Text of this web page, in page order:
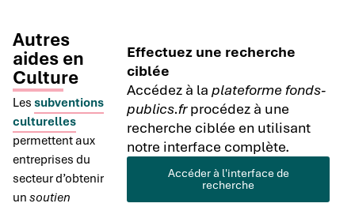
Autres
aides en
Culture
Les subventions
culturelles
permettent aux
entreprises du
secteur d’obtenir
un soutien
Effectuez une recherche
ciblée
Accédez à laplateforme fonds-
publics.frprocédez à une
recherche ciblée en utilisant
notre interface complète.
Accéder à l'interface de
recherche